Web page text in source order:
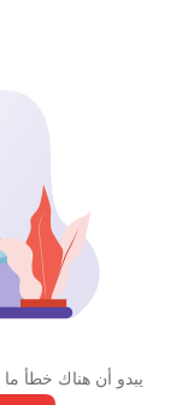
يبدو أن هناك خطأ